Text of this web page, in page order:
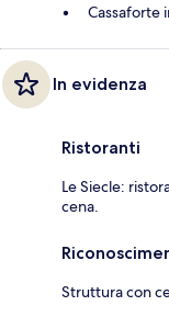
Cassaforte
In evidenza
Ristoranti
Le Siecle:
cena.
Struttura con